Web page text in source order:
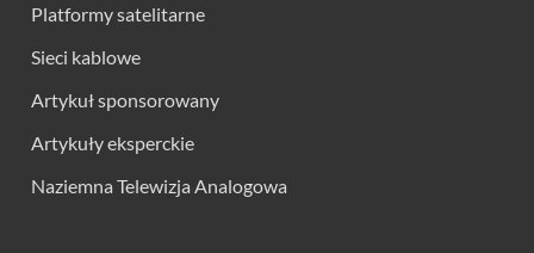
Platformy satelitarne
Sieci kablowe
Artykuł sponsorowany
Artykuły eksperckie
Naziemna Telewizja Analogowa